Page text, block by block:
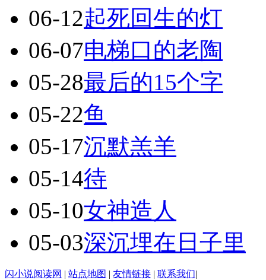
06-12起死回生的灯
06-07电梯口的老陶
05-28最后的15个字
05-22鱼
05-17沉默羔羊
05-14待
05-10女神造人
05-03深沉埋在日子里
闪小说阅读网 | 站点地图 | 友情链接 | 联系我们|